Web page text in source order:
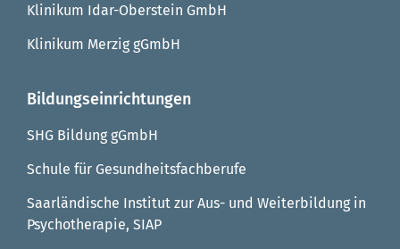
Klinikum Idar-Oberstein GmbH
Klinikum Merzig gGmbH
Bildungseinrichtungen
SHG Bildung gGmbH
Schule für Gesundheitsfachberufe
Saarländische Institut zur Aus- und Weiterbildung in
Psychotherapie, SIAP